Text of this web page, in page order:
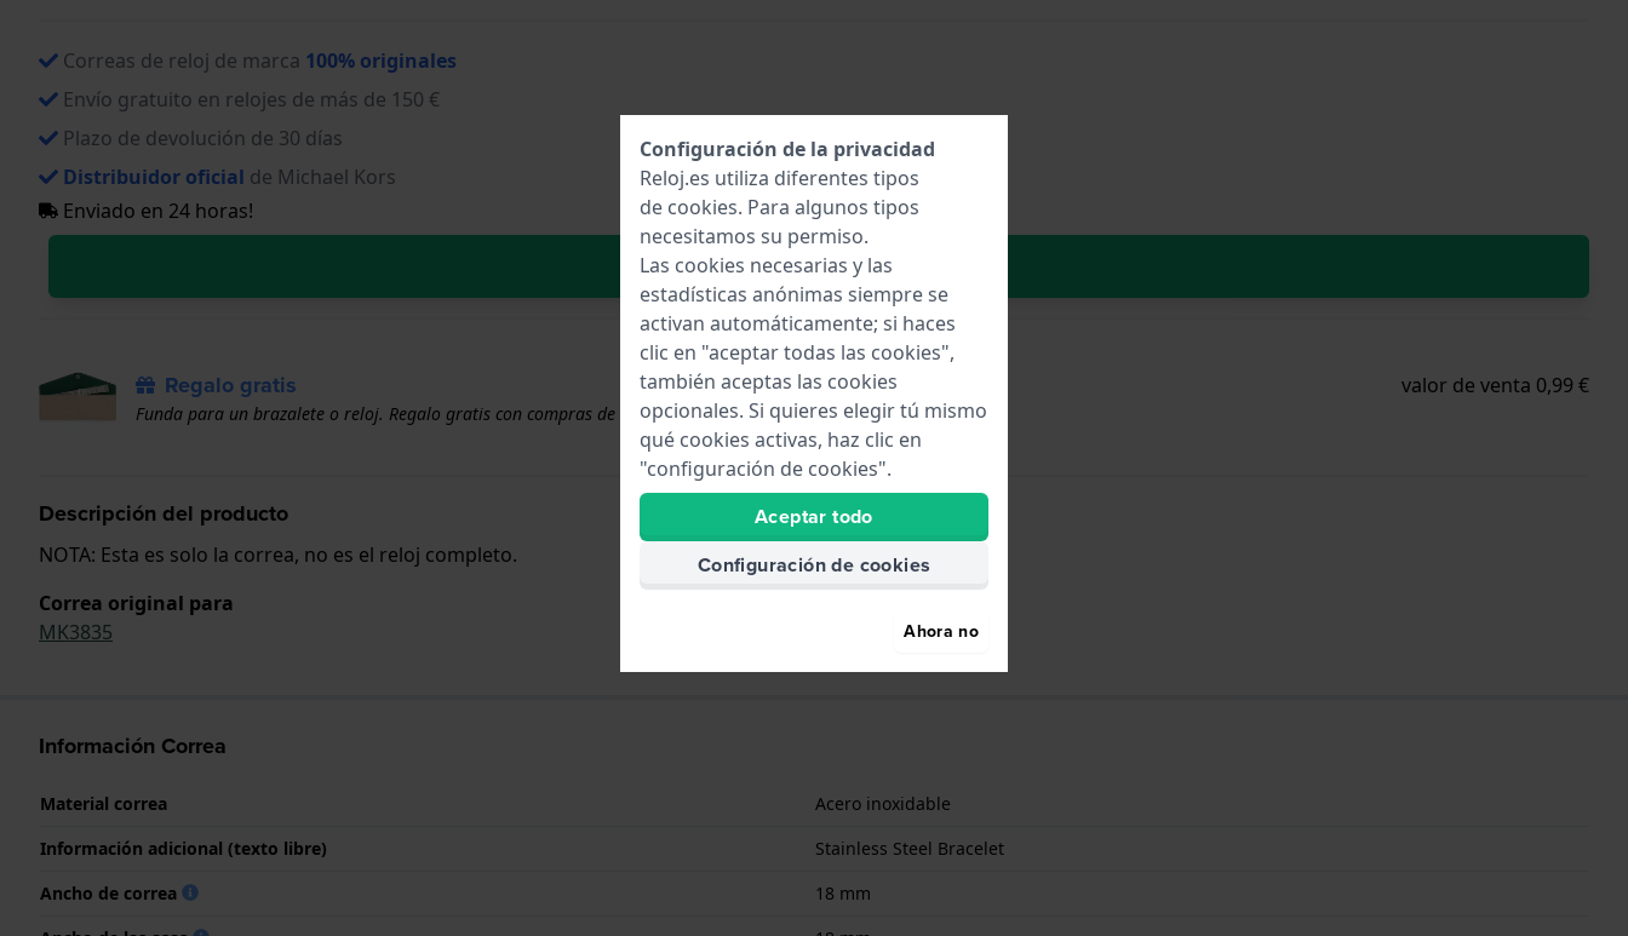
Correas de reloj de marca 100% originales
Envío gratuito en relojes de más de 150 €
Plazo de devolución de 30 días
Distribuidor oficial de Michael Kors
Enviado en 24 horas!
Añadir al carrito
Regalo gratis valor de venta 0,99 €
Funda para un brazalete o reloj. Regalo gratis con compras de correas superiores a 50 €
Descripción del producto
NOTA: Esta es solo la correa, no es el reloj completo.
Correa original para
MK3835
Información Correa
Material correa
Acero inoxidable
Información adicional (texto libre)
Stainless Steel Bracelet
Ancho de correa
18 mm
Configuración de la privacidad
Reloj.es utiliza diferentes tipos
de cookies. Para algunos tipos
necesitamos su permiso.
Las cookies necesarias y las
estadísticas anónimas siempre se
activan automáticamente; si haces
clic en "aceptar todas las cookies",
también aceptas las cookies
opcionales. Si quieres elegir tú mismo
qué cookies activas, haz clic en
"configuración de cookies".
Aceptar todo
Configuración de cookies
Ahora no